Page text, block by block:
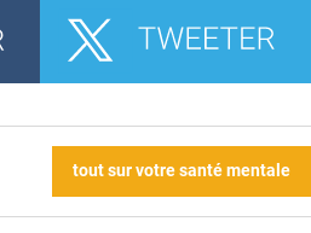
tout sur votre santé mentale